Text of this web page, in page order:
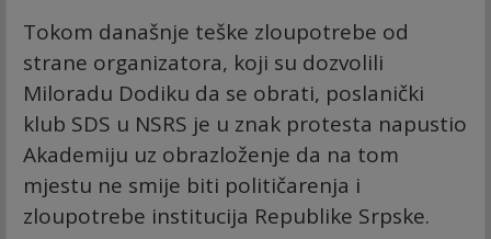
Tokom današnje teške zloupotrebe od
strane organizatora, koji su dozvolili
Miloradu Dodiku da se obrati, poslanički
klub SDS u NSRS je u znak protesta napustio
Akademiju uz obrazloženje da na tom
mjestu ne smije biti političarenja i
zloupotrebe institucija Republike Srpske.